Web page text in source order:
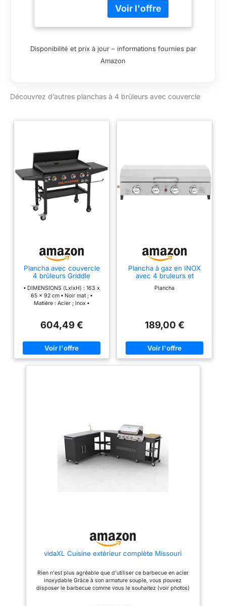
Disponibilité et prix à jour – informations fournies par
Amazon
Découvrez d’autres planchas à 4 brûleurs avec couvercle
Plancha avec couvercle
4 brûleurs Griddle
▪ DIMENSIONS (LxlxH) : 163 x
65 x 92 cm ▪ Noir mat ; ▪
Matière : Acier ; Inox ▪
604,49 €
Plancha à gaz en INOX
avec 4 bruleurs et
- Gris
Plancha
189,00 €
vidaXL Cuisine extérieur complète Missouri
Rien n'est plus agréable que d'utiliser ce barbecue en acier
inoxydable Grâce à son armature souple, vous pouvez
disposer le barbecue comme vous le souhaitez (voir photos)